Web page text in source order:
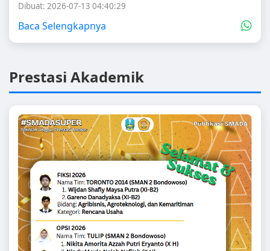
Dibuat: 2026-07-13 04:40:29
Baca Selengkapnya
Prestasi Akademik